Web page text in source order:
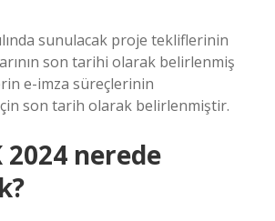
sunulacak proje tekliflerinin
son tarihi olarak belirlenmiş
e-imza süreçlerinin
son tarih olarak belirlenmiştir.
2024 nerede